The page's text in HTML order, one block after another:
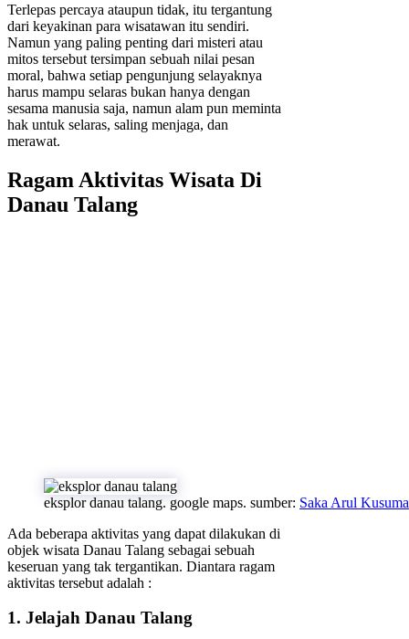
Terlepas percaya ataupun tidak, itu tergantung
dari keyakinan para wisatawan itu sendiri.
Namun yang paling penting dari misteri atau
mitos tersebut tersimpan sebuah nilai pesan
moral, bahwa setiap pengunjung selayaknya
harus mampu selaras bukan hanya dengan
sesama manusia saja, namun alam pun meminta
hak untuk selaras, saling menjaga, dan
merawat.
Ragam Aktivitas Wisata Di
Danau Talang
eksplor danau talang. google maps. sumber: Saka Arul Kusuma
Ada beberapa aktivitas yang dapat dilakukan di
objek wisata Danau Talang sebagai sebuah
keseruan yang tak tergantikan. Diantara ragam
aktivitas tersebut adalah :
1. Jelajah Danau Talang